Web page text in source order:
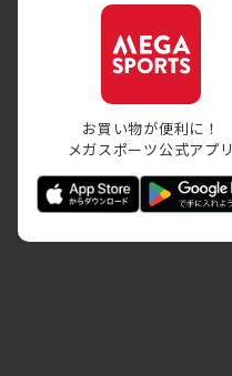
お買い物が便利に！
メガスポーツ公式アプリ